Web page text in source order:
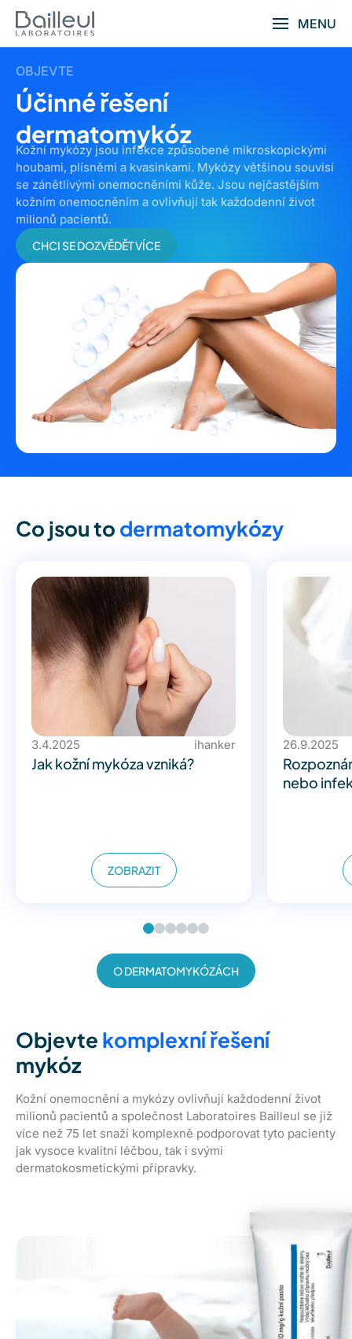
MENU
OBJEVTE
Účinné řešení
dermatomykóz
Kožní mykózy jsou infekce způsobené mikroskopickými
houbami, plísněmi a kvasinkami. Mykózy většinou souvisí
se zánětlivými onemocněními kůže. Jsou nejčastějším
kožním onemocněním a ovlivňují tak každodenní život
milionů pacientů.
CHCI SE DOZVĚDĚT VÍCE
Co jsou to dermatomykózy
3.4.2025 ihanker
Jak kožní mykóza vzniká?
ZOBRAZIT
26.9.2025
nebo
O DERMATOMYKÓZÁCH
Objevte komplexní řešení
mykóz
Kožní onemocnění a mykózy ovlivňují každodenní život
milionů pacientů a společnost Laboratoires Bailleul se již
více než 75 let snaží komplexně podporovat tyto pacienty
jak vysoce kvalitní léčbou, tak i svými
dermatokosmetickými přípravky.